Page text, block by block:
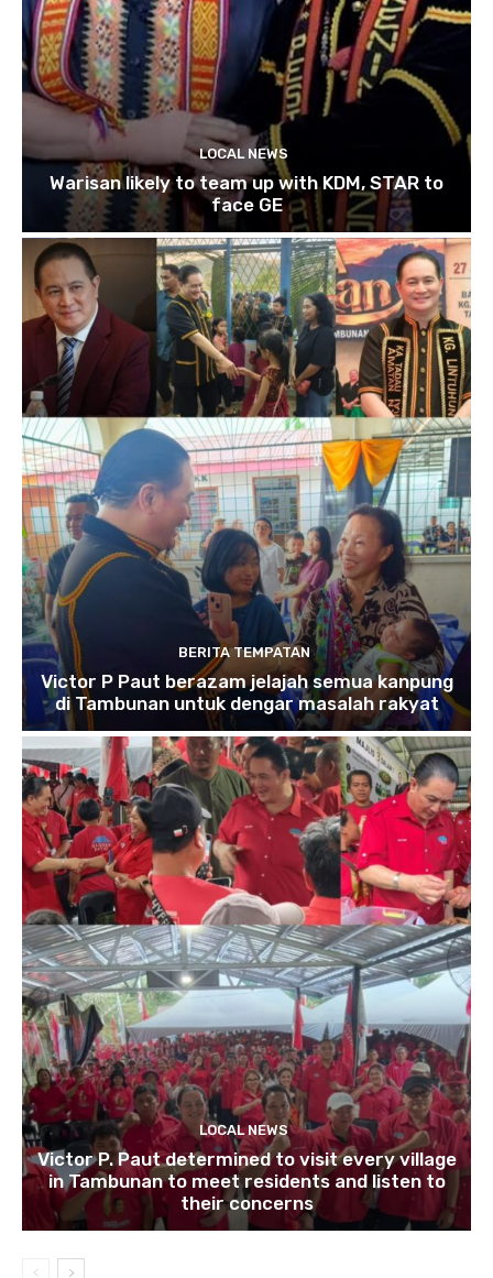
LOCAL NEWS
Warisan likely to team up with KDM, STAR to
face GE
BERITA TEMPATAN
Victor P Paut berazam jelajah semua kanpung
di Tambunan untuk dengar masalah rakyat
LOCAL NEWS
Victor P. Paut determined to visit every village
in Tambunan to meet residents and listen to
their concerns